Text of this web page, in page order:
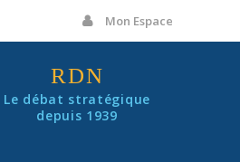
Mon Espace
RDN
Le débat stratégique
depuis 1939